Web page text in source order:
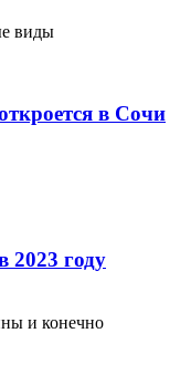
виды
в Сочи
2023 году
и конечно